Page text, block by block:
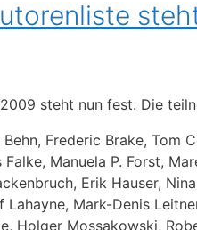
steht nun fest. Die
Frederic Brake, Tom
Manuela P. Forst,
Erik Hauser,
Lahayne, Mark-Denis
Holger Mossakowski,